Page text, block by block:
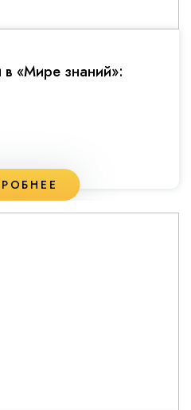
«Мире знаний»: